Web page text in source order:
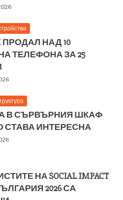
ПРОДАЛ НАД 10
ТЕЛЕФОНА ЗА 25
В СЪРВЪРНИЯ ШКАФ
СТАВА ИНТЕРЕСНА
НА SOCIAL IMPACT
2026 СА